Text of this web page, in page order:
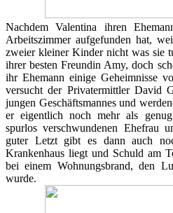
Nachdem Valentina ihren
Arbeitszimmer aufgefunden hat,
zweier kleiner Kinder nicht was sie
ihrer besten Freundin Amy, doch
ihr Ehemann einige Geheimnisse
versucht der Privatermittler David
jungen Geschäftsmannes und
er eigentlich noch mehr als
spurlos verschwundenen Ehefrau
guter Letzt gibt es dann auch
Krankenhaus liegt und Schuld am
bei einem Wohnungsbrand, den
wurde.